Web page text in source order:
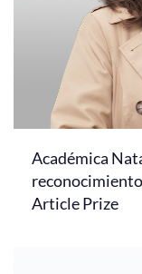
Académica
Article Prize